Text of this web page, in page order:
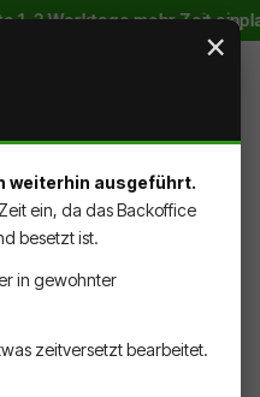
Werktage mehr Zeit
HAST 0 PRODUKTE AUF
×
weiterhin ausgeführt.
ein, da das Backoffice
besetzt ist.
in gewohnter
zeitversetzt bearbeitet.